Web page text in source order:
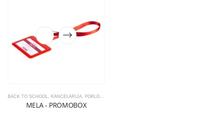
BACK TO SCHOOL KANCELARIJA POKLON KUTIJE
MELA - PROMOBOX